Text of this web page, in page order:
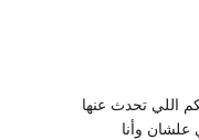
اللي تحدث عنها
وأنا